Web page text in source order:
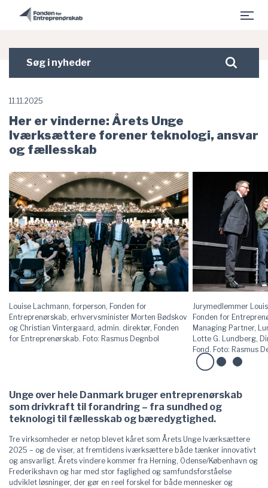
Gå til hovedindhold
nyheder
Søg
11.11.2025
Her er vinderne: Årets Unge
Iværksættere forener teknologi, ansvar
og fællesskab
Louise Lachmann, forperson, Fonden for
Entreprenørskab, erhvervsminister Morten Bødskov
og Christian Vintergaard, admin. direktør, Fonden
for Entreprenørskab. Foto: Rasmus Degnbol
Jurymedlemmer
Fonden for
Managing Partner,
Lotte G. Lundberg,
Fond. Foto: Rasmus
Unge over hele Danmark bruger entreprenørskab
som drivkraft til forandring – fra sundhed og
teknologi til fællesskab og bæredygtighed.
Tre virksomheder er netop blevet kåret som Årets Unge Iværksættere
2025 – og de viser, at fremtidens iværksættere både tænker innovativt
og ansvarligt. Årets vindere kommer fra Herning, Odense/København og
Frederikshavn og har med stor faglighed og samfundsforståelse
udviklet løsninger, der gør en reel forskel for både mennesker og